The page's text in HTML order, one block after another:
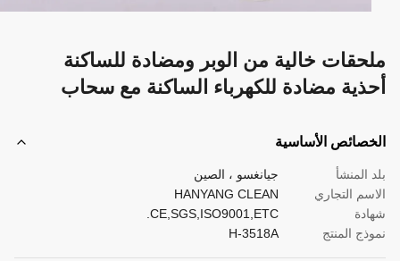
خالية من الوبر ومضادة للساكنة
مضادة للكهرباء الساكنة مع سحاب
الأساسية
المنشأ
جيانغسو ، الصين
التجاري
HANYANG CLEAN
CE,SGS,ISO9001,ETC.
المنتج
H-3518A